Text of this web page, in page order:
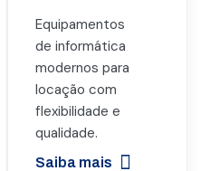
Equipamentos
de informática
modernos para
locação com
flexibilidade e
qualidade.
Saiba mais